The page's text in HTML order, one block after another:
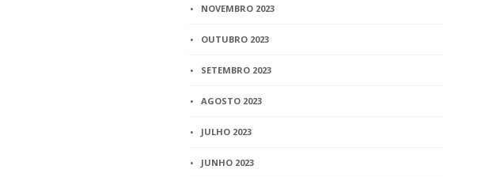
NOVEMBRO 2023
OUTUBRO 2023
SETEMBRO 2023
AGOSTO 2023
JULHO 2023
JUNHO 2023